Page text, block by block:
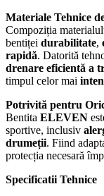
Materiale Tehnice
Compoziția
bentiței durabilitate,
rapidă. Datorită
drenare eficientă a
timpul celor mai
Potrivită pentru
Bentita ELEVEN
sportive, inclusiv
drumeții. Fiind
protecția necesară
Specificatii Tehnice